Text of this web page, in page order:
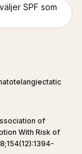
SPF som
of
With Risk of